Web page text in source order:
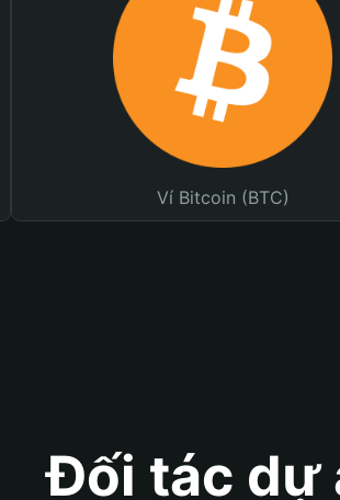
Ví Bitcoin (BTC)
Đối tác dự